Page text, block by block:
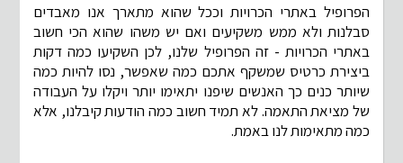
הפרופיל באתרי הכרויות וככל שהוא מתארך אנו מאבדים
סבלנות ולא ממש משקיעים ואם יש משהו שהוא הכי חשוב
באתרי הכרויות - זה הפרופיל שלנו, לכן השקיעו כמה דקות
ביצירת כרטיס שמשקף אתכם כמה שאפשר, נסו להיות כמה
שיותר כנים כך האנשים שיפנו יתאימו יותר ויקלו על העבודה
של מציאת התאמה. לא תמיד חשוב כמה הודעות קיבלנו, אלא
כמה מתאימות לנו באמת.